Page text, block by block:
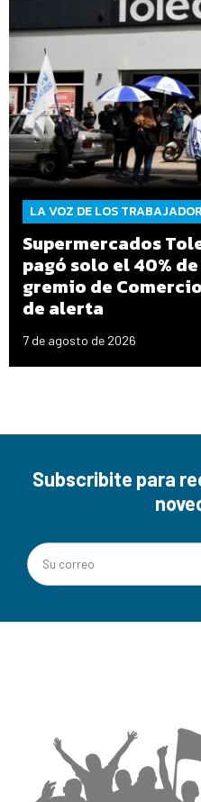
LA VOZ DE LOS
Supermercados
pagó solo el 40%
gremio de
de alerta
7 de agosto de 2026
Subscribite para